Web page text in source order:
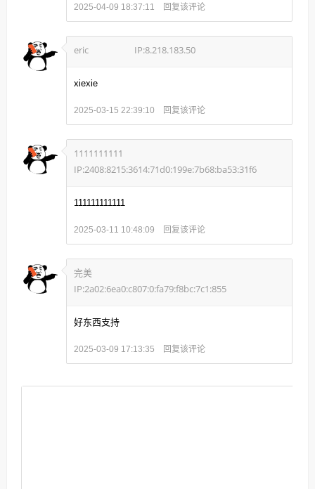
2025-04-09 18:37:11 回复该评论
eric IP:8.218.183.50
xiexie
2025-03-15 22:39:10 回复该评论
1111111111
IP:2408:8215:3614:71d0:199e:7b68:ba53:31f6
111111111111
2025-03-11 10:48:09 回复该评论
完美
IP:2a02:6ea0:c807:0:fa79:f8bc:7c1:855
好东西支持
2025-03-09 17:13:35 回复该评论